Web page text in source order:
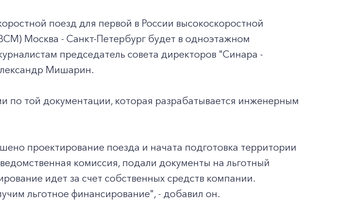
поезд для первой в России высокоскоростной
Москва - Санкт-Петербург будет в одноэтажном
председатель совета директоров "Синара -
Мишарин.
по той документации, которая разрабатывается инженерным
проектирование поезда и начата подготовка территории
комиссия, подали документы на льготный
идет за счет собственных средств компании.
льготное финансирование", - добавил он.